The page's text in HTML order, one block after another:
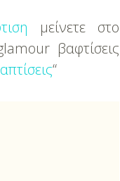
μείνετε στο
βαφτίσεις
“